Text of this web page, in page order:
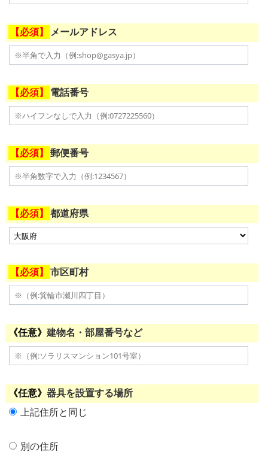
メールアドレス
電話番号
郵便番号
都道府県
市区町村
建物名・部屋番号など
器具を設置する場所
上記住所と同じ
別の住所